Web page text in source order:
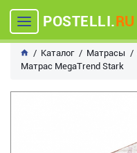
POSTELLI.RU
Каталог Матрасы
Матрас MegaTrend Stark